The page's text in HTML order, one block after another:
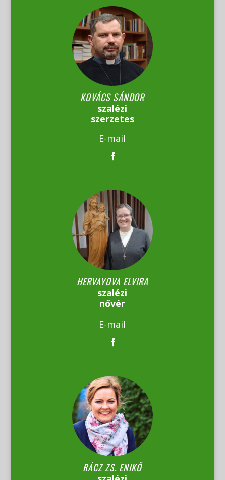
KOVÁCS SÁNDOR
szalézi
szerzetes
E-mail
HERVAYOVA ELVIRA
szalézi
nővér
E-mail
RÁCZ ZS. ENIKŐ